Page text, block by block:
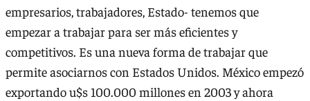
empresarios, trabajadores, Estado- tenemos que
empezar a trabajar para ser más eficientes y
competitivos. Es una nueva forma de trabajar que
permite asociarnos con Estados Unidos. México empezó
exportando u$s 100.000 millones en 2003 y ahora